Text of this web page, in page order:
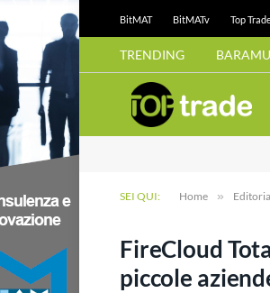
BitMAT BitMATv Top
TRENDING
SEI QUI: Home »
FireCloud
piccole